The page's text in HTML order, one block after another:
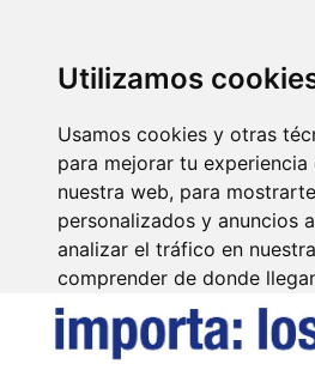
Utilizamos
Usamos cookies y otras
para mejorar tu
nuestra web, para
personalizados y anuncios
analizar el tráfico en
comprender de donde
visitantes.